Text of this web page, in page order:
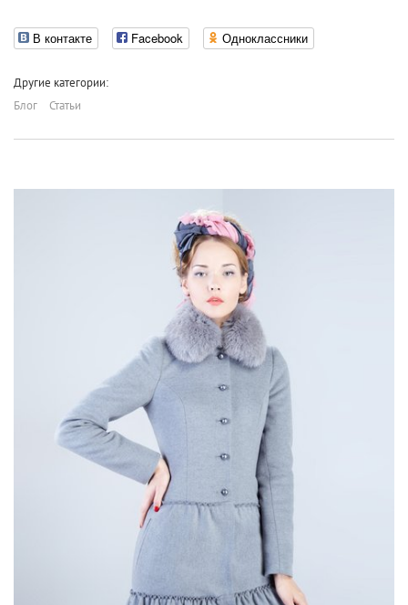
В контакте Facebook Одноклассники
Другие категории:
Блог
Статьи